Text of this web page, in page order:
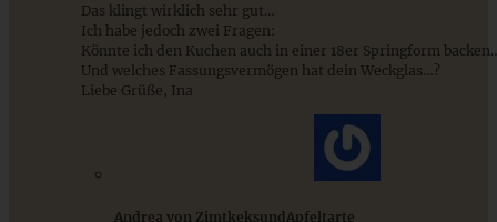
ZUM BEITRAG
Cremiges Lemon Posset - die einfachste Zitronencreme in
Das klingt wirklich sehr gut…
Ich habe jedoch zwei Fragen:
Könnte ich den Kuchen auch in einer 18er Springform
Und welches Fassungsvermögen hat dein Weckglas…?
Liebe Grüße, Ina
Andrea von ZimtkeksundApfeltarte